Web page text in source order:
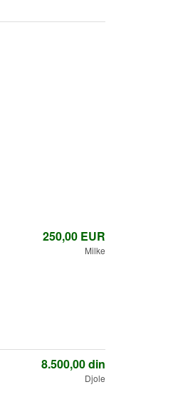
250,00EUR
Milke
8.500,00din
Djole